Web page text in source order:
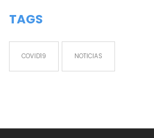
TAGS
COVID19 NOTICIAS